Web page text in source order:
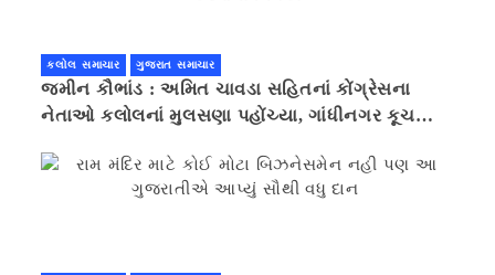
કલોલ સમાચાર ગુજરાત સમાચાર
જમીન કૌભાંડ : અમિત ચાવડા સહિતનાં કોંગ્રેસના
નેતાઓ કલોલનાં મુલસણા પહોંચ્યા, ગાંધીનગર કૂચ